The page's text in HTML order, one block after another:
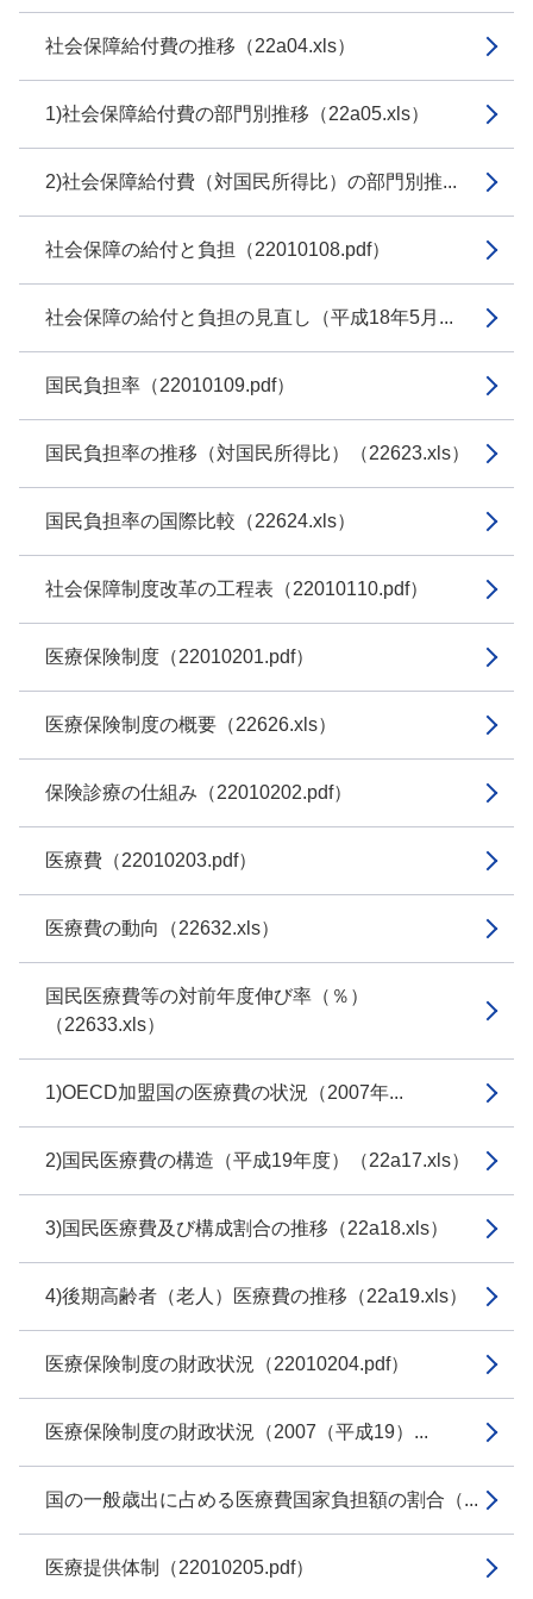
社会保障給付費の推移（22a04.xls）
1)社会保障給付費の部門別推移（22a05.xls）
2)社会保障給付費（対国民所得比）の部門別推...
社会保障の給付と負担（22010108.pdf）
社会保障の給付と負担の見直し（平成18年5月...
国民負担率（22010109.pdf）
国民負担率の推移（対国民所得比）（22623.xls）
国民負担率の国際比較（22624.xls）
社会保障制度改革の工程表（22010110.pdf）
医療保険制度（22010201.pdf）
医療保険制度の概要（22626.xls）
保険診療の仕組み（22010202.pdf）
医療費（22010203.pdf）
医療費の動向（22632.xls）
国民医療費等の対前年度伸び率（％）
（22633.xls）
1)OECD加盟国の医療費の状況（2007年...
2)国民医療費の構造（平成19年度）（22a17.xls）
3)国民医療費及び構成割合の推移（22a18.xls）
4)後期高齢者（老人）医療費の推移（22a19.xls）
医療保険制度の財政状況（22010204.pdf）
医療保険制度の財政状況（2007（平成19）...
国の一般歳出に占める医療費国家負担額の割合（...
医療提供体制（22010205.pdf）